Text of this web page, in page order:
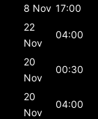
8 Nov 17:00
22
Nov
04:00
20
Nov
00:30
20
Nov
04:00